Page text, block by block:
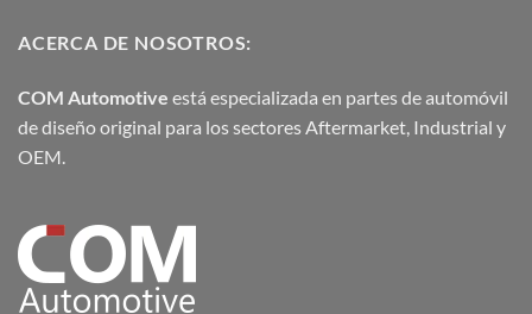
ACERCA DE NOSOTROS:
COM Automotive está especializada en partes de automóvil
de diseño original para los sectores Aftermarket, Industrial y
OEM.